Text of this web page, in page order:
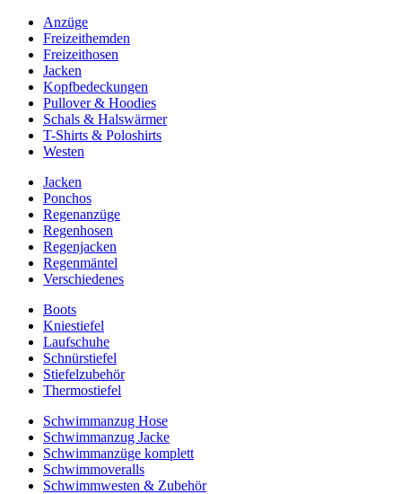
Anzüge
Freizeithemden
Freizeithosen
Jacken
Kopfbedeckungen
Pullover & Hoodies
Schals & Halswärmer
T-Shirts & Poloshirts
Westen
Jacken
Ponchos
Regenanzüge
Regenhosen
Regenjacken
Regenmäntel
Verschiedenes
Boots
Kniestiefel
Laufschuhe
Schnürstiefel
Stiefelzubehör
Thermostiefel
Schwimmanzug Hose
Schwimmanzug Jacke
Schwimmanzüge komplett
Schwimmoveralls
Schwimmwesten & Zubehör